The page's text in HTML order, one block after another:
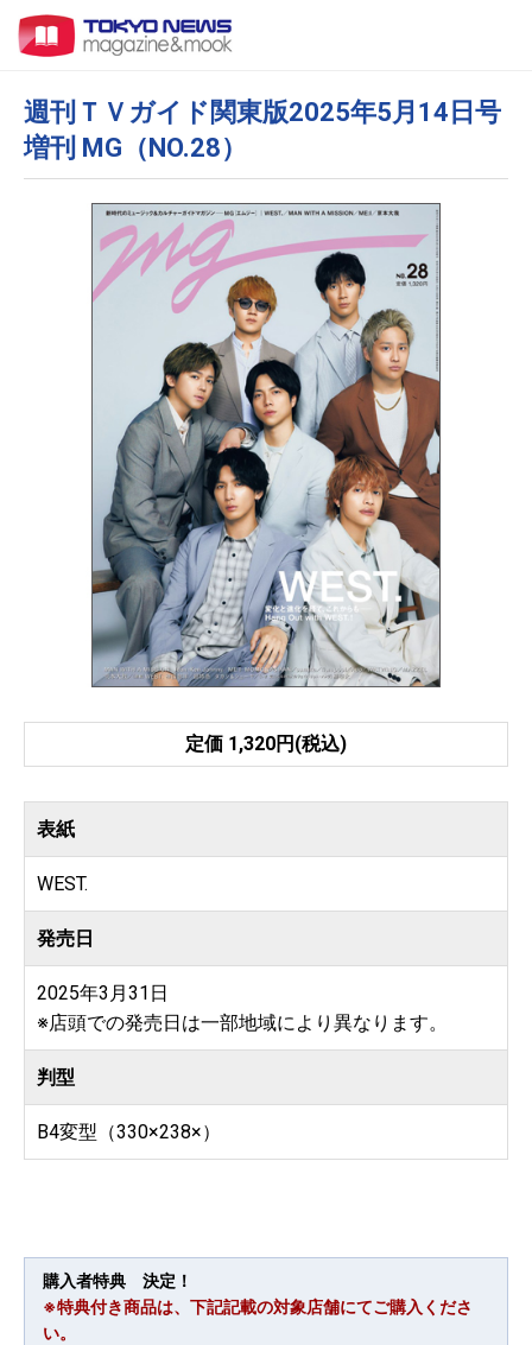
週刊ＴＶガイド関東版2025年5月14日号
増刊 MG（NO.28）
定価 1,320円(税込)
表紙
WEST.
発売日
2025年3月31日
※店頭での発売日は一部地域により異なります。
判型
B4変型（330×238×）
購入者特典 決定！
※特典付き商品は、下記記載の対象店舗にてご購入くださ
い。